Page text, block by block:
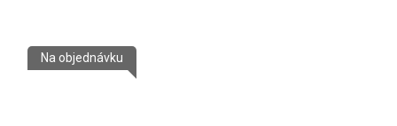
Na objednávku